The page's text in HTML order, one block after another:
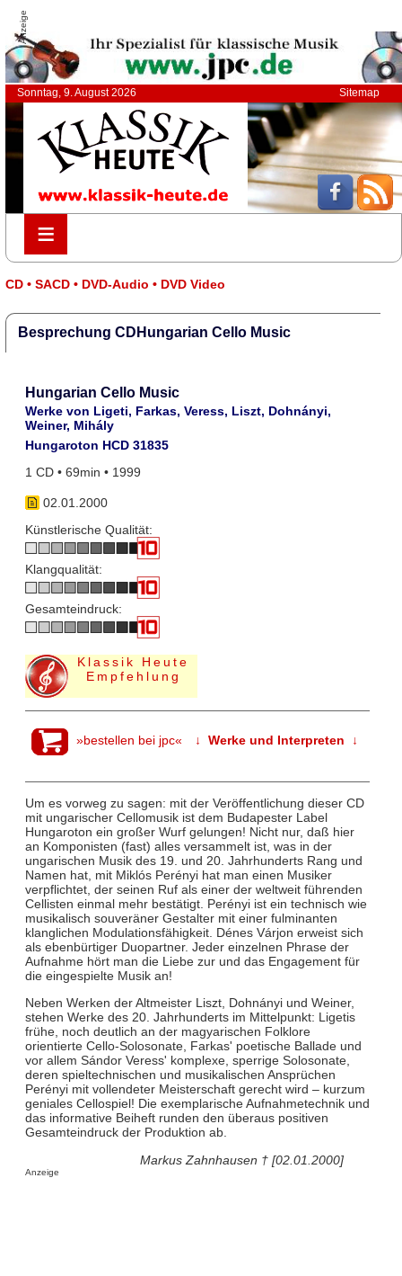
Anzeige
Sonntag, 9. August 2026 Sitemap
≡
≡
CD • SACD • DVD-Audio • DVD Video
Besprechung CDHungarian Cello Music
Hungarian Cello Music
Werke von Ligeti, Farkas, Veress, Liszt, Dohnányi,
Weiner, Mihály
Hungaroton HCD 31835
1 CD • 69min • 1999
02.01.2000
Künstlerische Qualität:
Klangqualität:
Gesamteindruck:
Klassik Heute
Empfehlung
»bestellen bei jpc« ↓ Werke und Interpreten ↓
Um es vorweg zu sagen: mit der Veröffentlichung dieser CD
mit ungarischer Cellomusik ist dem Budapester Label
Hungaroton ein großer Wurf gelungen! Nicht nur, daß hier
an Komponisten (fast) alles versammelt ist, was in der
ungarischen Musik des 19. und 20. Jahrhunderts Rang und
Namen hat, mit Miklós Perényi hat man einen Musiker
verpflichtet, der seinen Ruf als einer der weltweit führenden
Cellisten einmal mehr bestätigt. Perényi ist ein technisch wie
musikalisch souveräner Gestalter mit einer fulminanten
klanglichen Modulationsfähigkeit. Dénes Várjon erweist sich
als ebenbürtiger Duopartner. Jeder einzelnen Phrase der
Aufnahme hört man die Liebe zur und das Engagement für
die eingespielte Musik an!
Neben Werken der Altmeister Liszt, Dohnányi und Weiner,
stehen Werke des 20. Jahrhunderts im Mittelpunkt: Ligetis
frühe, noch deutlich an der magyarischen Folklore
orientierte Cello-Solosonate, Farkas' poetische Ballade und
vor allem Sándor Veress' komplexe, sperrige Solosonate,
deren spieltechnischen und musikalischen Ansprüchen
Perényi mit vollendeter Meisterschaft gerecht wird – kurzum
geniales Cellospiel! Die exemplarische Aufnahmetechnik und
das informative Beiheft runden den überaus positiven
Gesamteindruck der Produktion ab.
Markus Zahnhausen † [02.01.2000]
Anzeige